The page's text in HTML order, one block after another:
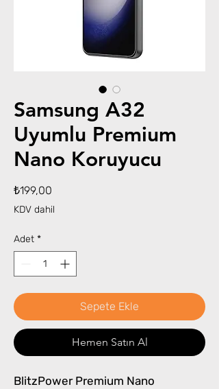
Samsung A32
Uyumlu Premium
Nano Koruyucu
₺199,00
KDV dahil
Adet *
Sepete Ekle
Hemen Satın Al
BlitzPower Premium Nano